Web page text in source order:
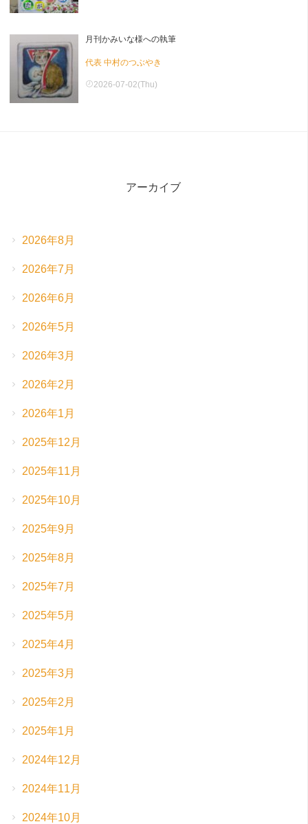
月刊かみいな様への執筆
代表 中村のつぶやき
2026-07-02(Thu)
アーカイブ
2026年8月
2026年7月
2026年6月
2026年5月
2026年3月
2026年2月
2026年1月
2025年12月
2025年11月
2025年10月
2025年9月
2025年8月
2025年7月
2025年5月
2025年4月
2025年3月
2025年2月
2025年1月
2024年12月
2024年11月
2024年10月